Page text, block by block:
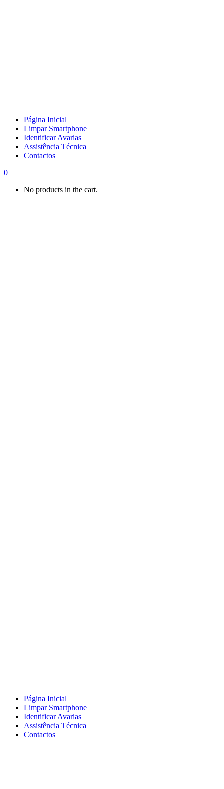
Página Inicial
Limpar Smartphone
Identificar Avarias
Assistência Técnica
Contactos
0
No products in the cart.
Página Inicial
Limpar Smartphone
Identificar Avarias
Assistência Técnica
Contactos